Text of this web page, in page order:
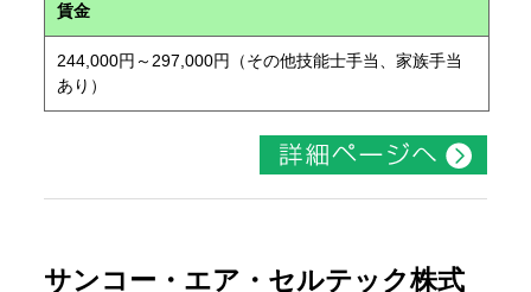
賃金
244,000円～297,000円（その他技能士手当、家族手当
あり）
サンコー・エア・セルテック株式